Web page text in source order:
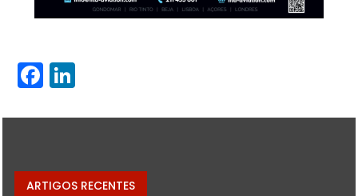
Facebook
ARTIGOS RECENTES